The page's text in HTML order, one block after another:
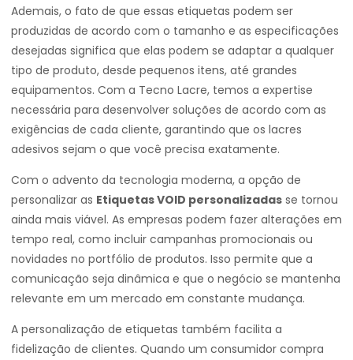
Ademais, o fato de que essas etiquetas podem ser
produzidas de acordo com o tamanho e as especificações
desejadas significa que elas podem se adaptar a qualquer
tipo de produto, desde pequenos itens, até grandes
equipamentos. Com a Tecno Lacre, temos a expertise
necessária para desenvolver soluções de acordo com as
exigências de cada cliente, garantindo que os lacres
adesivos sejam o que você precisa exatamente.
Com o advento da tecnologia moderna, a opção de
personalizar as Etiquetas VOID personalizadas se tornou
ainda mais viável. As empresas podem fazer alterações em
tempo real, como incluir campanhas promocionais ou
novidades no portfólio de produtos. Isso permite que a
comunicação seja dinâmica e que o negócio se mantenha
relevante em um mercado em constante mudança.
A personalização de etiquetas também facilita a
fidelização de clientes. Quando um consumidor compra